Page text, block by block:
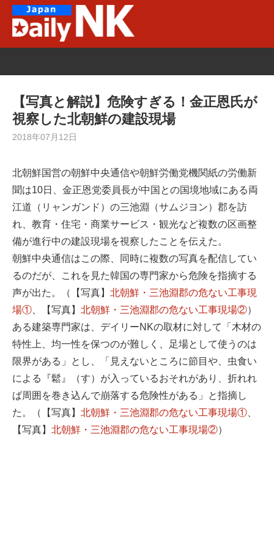
【写真と解説】危険すぎる！金正恩氏が
視察した北朝鮮の建設現場
2018年07月12日
北朝鮮国営の朝鮮中央通信や朝鮮労働党機関紙の労働新
聞は10日、金正恩党委員長が中国との国境地域にある両
江道（リャンガンド）の三池淵（サムジヨン）郡を訪
れ、教育・住宅・商業サービス・観光など複数の区画整
備が進行中の建設現場を視察したことを伝えた。
朝鮮中央通信はこの際、同時に複数の写真を配信してい
るのだが、これを見た韓国の専門家から危険を指摘する
声が出た。（【写真】 北朝鮮・三池淵郡の危ない工事現
場① 、【写真】 北朝鮮・三池淵郡の危ない工事現場②）
ある建築専門家は、デイリーNKの取材に対して「木材の
特性上、均一性を保つのが難しく、足場として使うのは
限界がある」とし、「見えないところに節目や、虫食い
による『鬆』（す）が入っているおそれがあり、折れれ
ば周囲を巻き込んで崩落する危険性がある」と指摘し
た。（【写真】 北朝鮮・三池淵郡の危ない工事現場①
【写真】 北朝鮮・三池淵郡の危ない工事現場②）